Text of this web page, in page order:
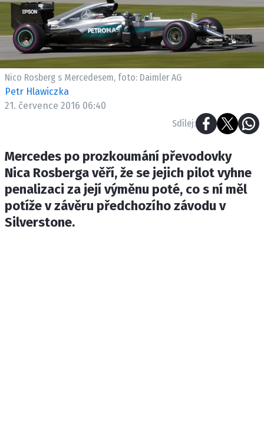
SLEDUJTE NÁS NA|
ETICKÝ KODEX
KONTAKT
OSOBNÍ ÚDAJE / COOKIES
Provozovatelem serveru F1NEWS.cz je
INCORP MEDIA GROUP s.r.o., IČ: 118 23 054
Nico Rosberg s Mercedesem, foto: Daimler AG
Petr Hlawiczka
21. července 2016 06:40
Sdílej:
Mercedes po prozkoumání převodovky
Nica Rosberga věří, že se jejich pilot vyhne
penalizaci za její výměnu poté, co s ní měl
potíže v závěru předchozího závodu v
Silverstone.